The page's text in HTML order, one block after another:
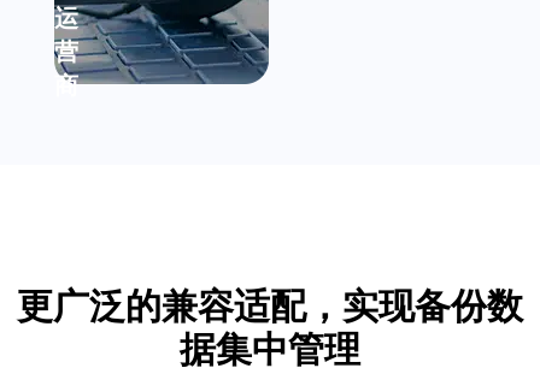
运
营
商
更广泛的兼容适配，实现备份数
据集中管理